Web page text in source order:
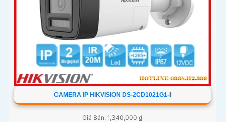
CAMERA IP HIKVISION DS-2CD1021G1-I
Giá Bán: 1,340,000 ₫